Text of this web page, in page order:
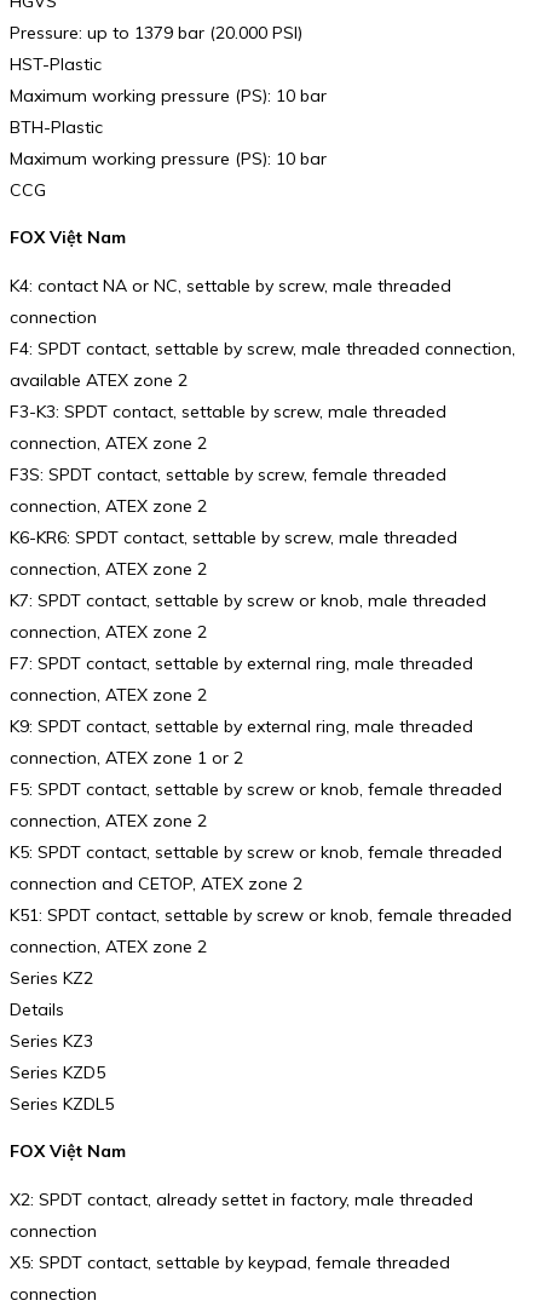
Pressure: up to 1379 bar (20.000 PSI)
HST-Plastic
Maximum working pressure (PS): 10 bar
BTH-Plastic
Maximum working pressure (PS): 10 bar
CCG
FOX Việt Nam
K4: contact NA or NC, settable by screw, male threaded
connection
F4: SPDT contact, settable by screw, male threaded connection,
available ATEX zone 2
F3-K3: SPDT contact, settable by screw, male threaded
connection, ATEX zone 2
F3S: SPDT contact, settable by screw, female threaded
connection, ATEX zone 2
K6-KR6: SPDT contact, settable by screw, male threaded
connection, ATEX zone 2
K7: SPDT contact, settable by screw or knob, male threaded
connection, ATEX zone 2
F7: SPDT contact, settable by external ring, male threaded
connection, ATEX zone 2
K9: SPDT contact, settable by external ring, male threaded
connection, ATEX zone 1 or 2
F5: SPDT contact, settable by screw or knob, female threaded
connection, ATEX zone 2
K5: SPDT contact, settable by screw or knob, female threaded
connection and CETOP, ATEX zone 2
K51: SPDT contact, settable by screw or knob, female threaded
connection, ATEX zone 2
Series KZ2
Details
Series KZ3
Series KZD5
Series KZDL5
FOX Việt Nam
X2: SPDT contact, already settet in factory, male threaded
connection
X5: SPDT contact, settable by keypad, female threaded
connection